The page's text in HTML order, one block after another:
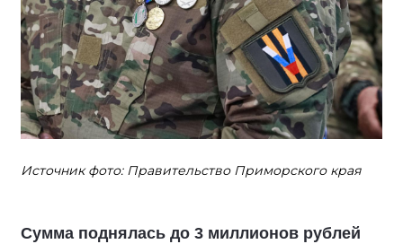
Источник фото: Правительство Приморского края
Сумма поднялась до 3 миллионов рублей